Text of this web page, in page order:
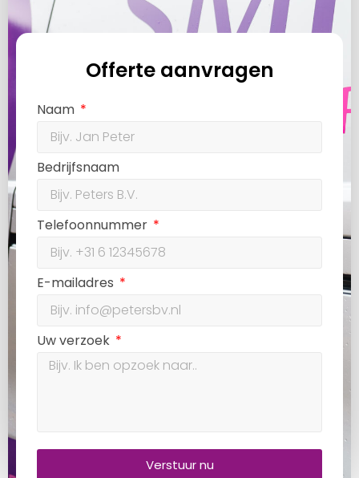
Offerte aanvragen
Naam
Bedrijfsnaam
Telefoonnummer
E-mailadres
Uw verzoek
Verstuur nu